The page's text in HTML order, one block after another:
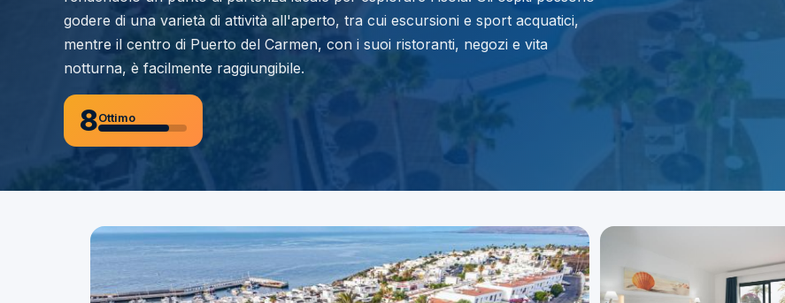
godere di una varietà di attività all'aperto, tra cui escursioni e sport acquatici,
mentre il centro di Puerto del Carmen, con i suoi ristoranti, negozi e vita
notturna, è facilmente raggiungibile.
8Ottimo